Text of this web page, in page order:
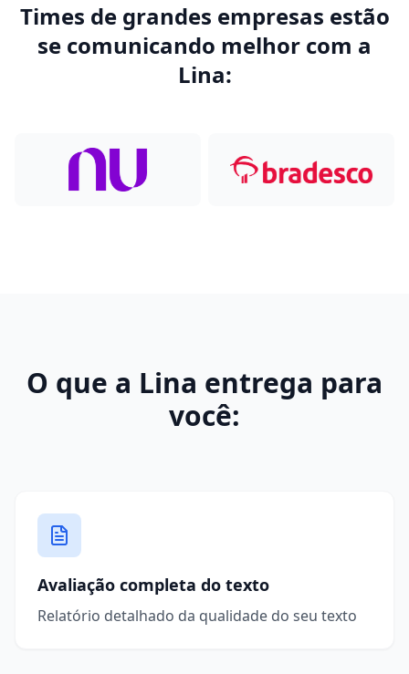
Times de grandes empresas estão
se comunicando melhor com a
Lina:
O que a Lina entrega para
você:
Avaliação completa do texto
Relatório detalhado da qualidade do seu texto